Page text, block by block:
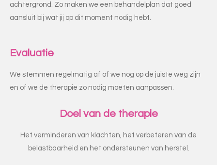
achtergrond. Zo maken we een behandelplan dat goed
aansluit bij wat jij op dit moment nodig hebt.
Evaluatie
We stemmen regelmatig af of we nog op de juiste weg zijn
en of we de therapie zo nodig moeten aanpassen.
Doel van de therapie
Het verminderen van klachten, het verbeteren van de
belastbaarheid en het ondersteunen van herstel.